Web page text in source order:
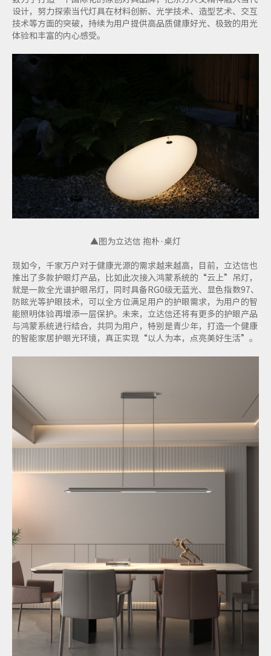
设计，努力探索当代灯具在材料创新、光学技术、造型艺术、交互
技术等方面的突破，持续为用户提供高品质健康好光、极致的用光
体验和丰富的内心感受。
▲图为立达信 抱朴·桌灯
现如今，千家万户对于健康光源的需求越来越高，目前，立达信也
推出了多款护眼灯产品，比如此次接入鸿蒙系统的“云上”吊灯，
就是一款全光谱护眼吊灯，同时具备RG0级无蓝光、显色指数97、
防眩光等护眼技术，可以全方位满足用户的护眼需求，为用户的智
能照明体验再增添一层保护。未来，立达信还将有更多的护眼产品
与鸿蒙系统进行结合，共同为用户，特别是青少年，打造一个健康
的智能家居护眼光环境，真正实现“以人为本，点亮美好生活”。